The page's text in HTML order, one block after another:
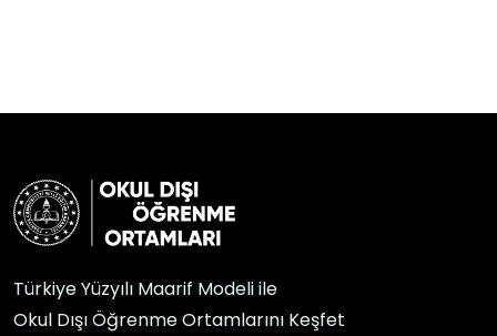
Türkiye Yüzyılı Maarif Modeli ile
Okul Dışı Öğrenme Ortamlarını Keşfet